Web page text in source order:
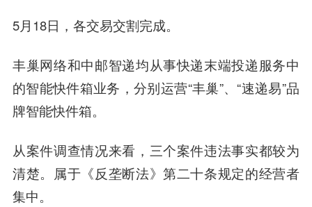
5月18日，各交易交割完成。
丰巢网络和中邮智递均从事快递末端投递服务中
的智能快件箱业务，分别运营“丰巢”、“速递易”品
牌智能快件箱。
从案件调查情况来看，三个案件违法事实都较为
清楚。属于《反垄断法》第二十条规定的经营者
集中。